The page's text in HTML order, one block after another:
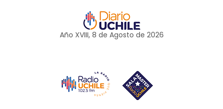
Año XVIII, 8 de Agosto de 2026